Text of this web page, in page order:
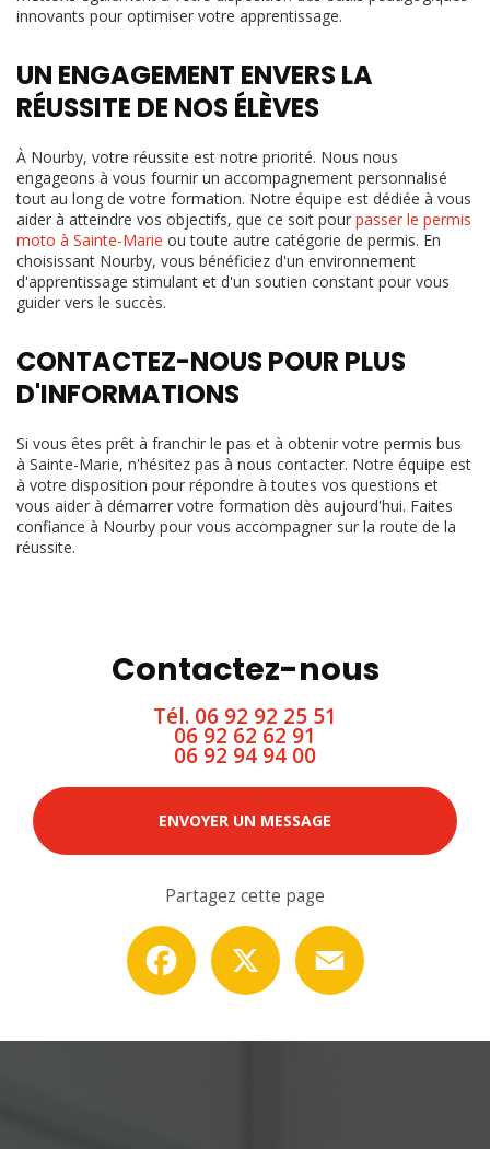
innovants pour optimiser votre apprentissage.
UN ENGAGEMENT ENVERS LA
RÉUSSITE DE NOS ÉLÈVES
À Nourby, votre réussite est notre priorité. Nous nous
engageons à vous fournir un accompagnement personnalisé
tout au long de votre formation. Notre équipe est dédiée à vous
aider à atteindre vos objectifs, que ce soit pour passer le permis
moto à Sainte-Marie ou toute autre catégorie de permis. En
choisissant Nourby, vous bénéficiez d'un environnement
d'apprentissage stimulant et d'un soutien constant pour vous
guider vers le succès.
CONTACTEZ-NOUS POUR PLUS
D'INFORMATIONS
Si vous êtes prêt à franchir le pas et à obtenir votre permis bus
à Sainte-Marie, n'hésitez pas à nous contacter. Notre équipe est
à votre disposition pour répondre à toutes vos questions et
vous aider à démarrer votre formation dès aujourd'hui. Faites
confiance à Nourby pour vous accompagner sur la route de la
réussite.
Contactez-nous
Tél. 06 92 92 25 51
06 92 62 62 91
06 92 94 94 00
ENVOYER UN MESSAGE
Partagez cette page
Facebook